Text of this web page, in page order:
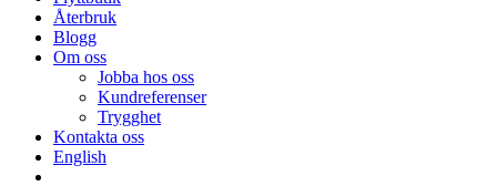
Återbruk
Blogg
Om oss
Jobba hos oss
Kundreferenser
Trygghet
Kontakta oss
English